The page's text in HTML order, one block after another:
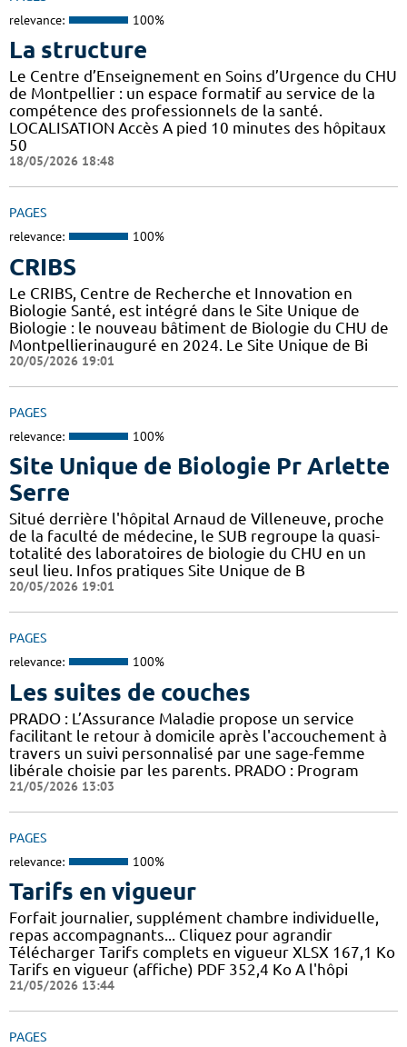
relevance: 100%
La structure
Le Centre d’Enseignement en Soins d’Urgence du CHU
de Montpellier : un espace formatif au service de la
compétence des professionnels de la santé.
LOCALISATION Accès A pied 10 minutes des hôpitaux
50
18/05/2026 18:48
PAGES
relevance: 100%
CRIBS
Le CRIBS, Centre de Recherche et Innovation en
Biologie Santé, est intégré dans le Site Unique de
Biologie : le nouveau bâtiment de Biologie du CHU de
Montpellierinauguré en 2024. Le Site Unique de Bi
20/05/2026 19:01
PAGES
relevance: 100%
Site Unique de Biologie Pr Arlette
Serre
Situé derrière l'hôpital Arnaud de Villeneuve, proche
de la faculté de médecine, le SUB regroupe la quasi-
totalité des laboratoires de biologie du CHU en un
seul lieu. Infos pratiques Site Unique de B
20/05/2026 19:01
PAGES
relevance: 100%
Les suites de couches
PRADO : L’Assurance Maladie propose un service
facilitant le retour à domicile après l'accouchement à
travers un suivi personnalisé par une sage-femme
libérale choisie par les parents. PRADO : Program
21/05/2026 13:03
PAGES
relevance: 100%
Tarifs en vigueur
Forfait journalier, supplément chambre individuelle,
repas accompagnants... Cliquez pour agrandir
Télécharger Tarifs complets en vigueur XLSX 167,1 Ko
Tarifs en vigueur (affiche) PDF 352,4 Ko A l'hôpi
21/05/2026 13:44
PAGES